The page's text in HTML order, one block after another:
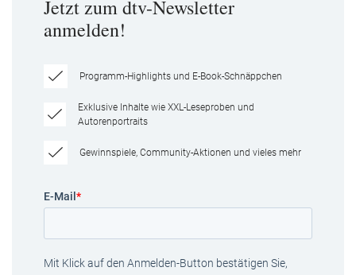
Jetzt zum dtv-Newsletter
anmelden!
Programm-Highlights und E-Book-Schnäppchen
Exklusive Inhalte wie XXL-Leseproben und
Autorenportraits
Gewinnspiele, Community-Aktionen und vieles mehr
E-Mail *
Mit Klick auf den Anmelden-Button bestätigen Sie,